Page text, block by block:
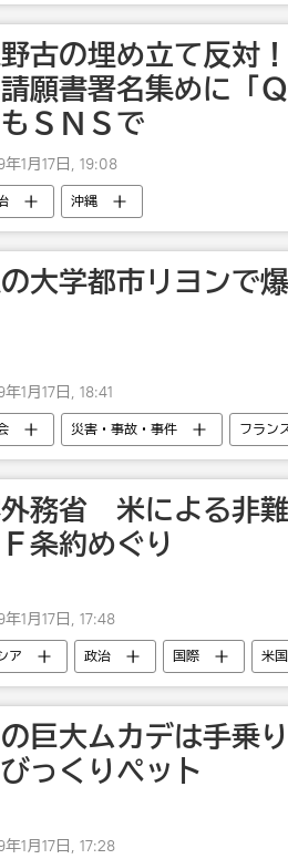
古の埋め立て反対
願書署名集めに「
もＳＮＳで
年1月17日, 19:08
沖縄
大学都市リヨンで爆
1月17日, 18:41
災害・事故・事件 フラン
務省 米による非
条約めぐり
年1月17日, 17:48
ア 政治 国際 米国
巨大ムカデは手乗
っくりペット
年1月17日, 17:28